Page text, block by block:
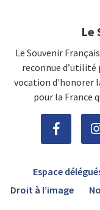
Le
Le Souvenir
reconnue d’utilité
vocation d'honorer
pour la France
Espace
Droit à l’image